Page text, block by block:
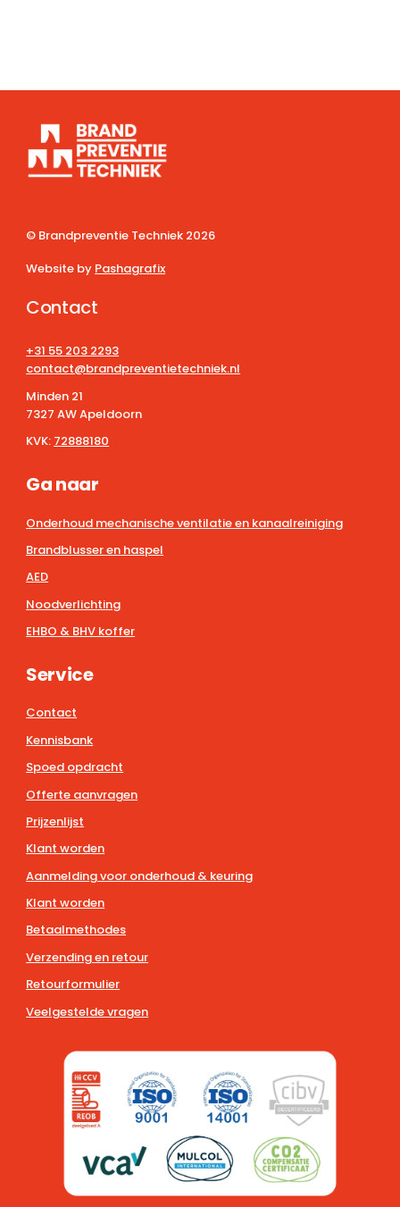
© Brandpreventie Techniek 2026
Website by Pashagrafix
Contact
+31 55 203 2293
contact@brandpreventietechniek.nl
Minden 21
7327 AW Apeldoorn
KVK: 72888180
Ga naar
Onderhoud mechanische ventilatie en kanaalreiniging
Brandblusser en haspel
AED
Noodverlichting
EHBO & BHV koffer
Service
Contact
Kennisbank
Spoed opdracht
Offerte aanvragen
Prijzenlijst
Klant worden
Aanmelding voor onderhoud & keuring
Klant worden
Betaalmethodes
Verzending en retour
Retourformulier
Veelgestelde vragen